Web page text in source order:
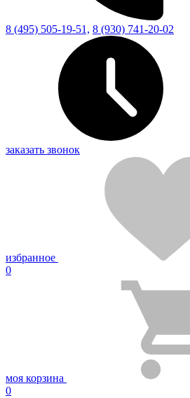
8 (495) 505-19-51, 8 (930) 741-20-02
заказать звонок
избранное
0
моя корзина
0